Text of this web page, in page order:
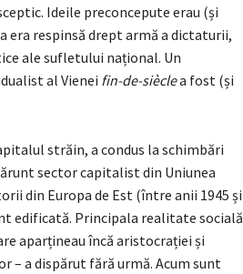
Ideile preconcepute erau (și
respinsă drept armă a dictaturii,
ale sufletului național. Un
al Vienei fin-de-sièclea fost (și
străin, a condus la schimbări
sector capitalist din Uniunea
din Europa de Est (între anii 1945 și
edificată. Principala realitate socială
aparțineau încă aristocrației și
– a dispărut fără urmă. Acum sunt